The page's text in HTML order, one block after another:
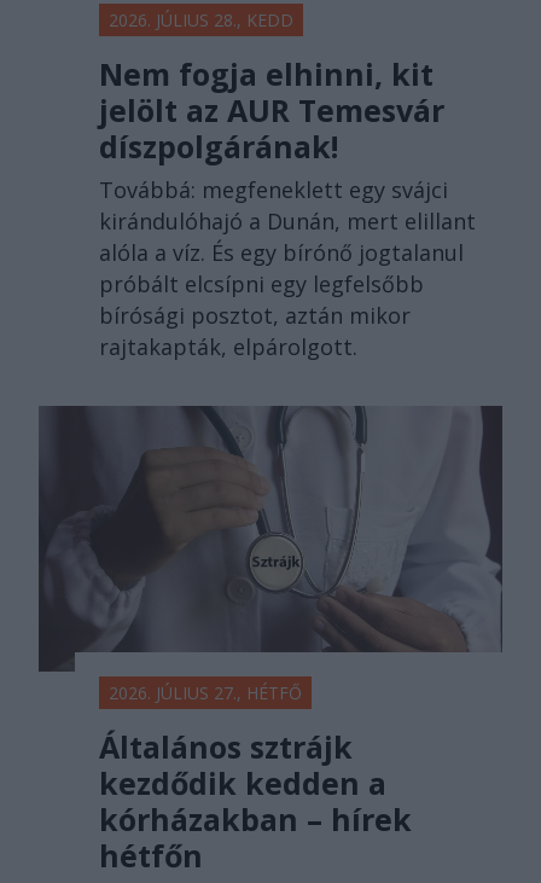
2026. JÚLIUS 28., KEDD
Nem fogja elhinni, kit
jelölt az AUR Temesvár
díszpolgárának!
Továbbá: megfeneklett egy svájci
kirándulóhajó a Dunán, mert elillant
alóla a víz. És egy bírónő jogtalanul
próbált elcsípni egy legfelsőbb
bírósági posztot, aztán mikor
rajtakapták, elpárolgott.
2026. JÚLIUS 27., HÉTFŐ
Általános sztrájk
kezdődik kedden a
kórházakban – hírek
hétfőn